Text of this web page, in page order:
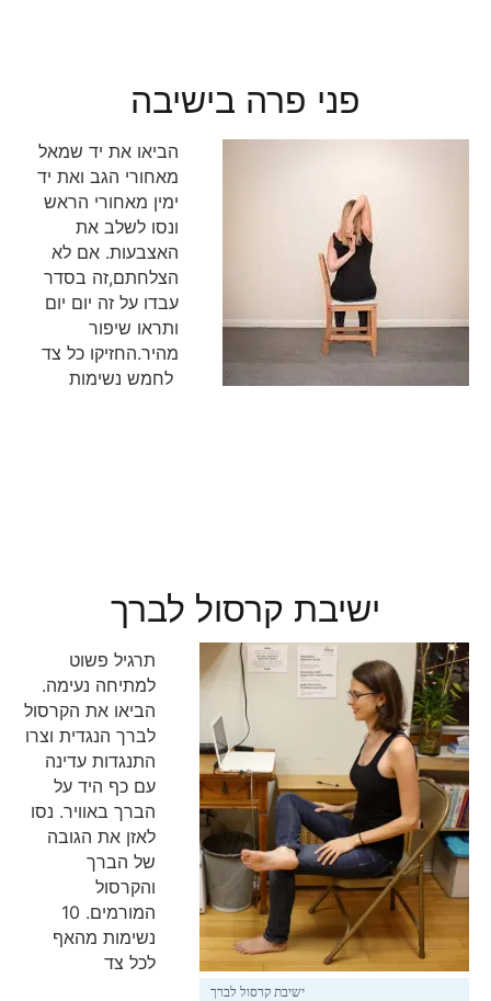
פני פרה בישיבה
הביאו את יד שמאל
מאחורי הגב ואת יד
ימין מאחורי הראש
ונסו לשלב את
האצבעות. אם לא
הצלחתם,זה בסדר
עבדו על זה יום יום
ותראו שיפור
מהיר.החזיקו כל צד
ישיבת קרסול לברך
ישיבת קרסול לברך
תרגיל פשוט
למתיחה נעימה.
הביאו את הקרסול
לברך הנגדית וצרו
התנגדות עדינה
עם כף היד על
הברך באוויר. נסו
לאזן את הגובה
של הברך
והקרסול
המורמים. 10
נשימות מהאף
לכל צד